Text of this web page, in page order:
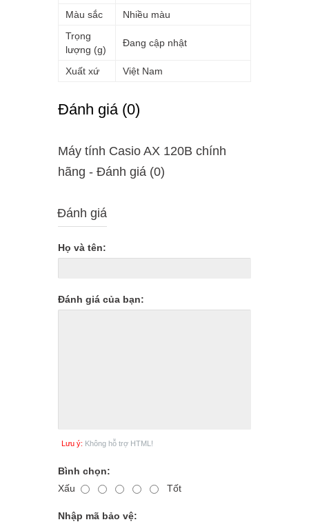
Màu sắc
Nhiều màu
Trọng
lượng (g)
Đang cập nhật
Xuất xứ Việt Nam
Ðánh giá (0)
Máy tính Casio AX 120B chính
hãng - Ðánh giá (0)
Đánh giá
Họ và tên:
Đánh giá của bạn:
Lưu ý: Không hỗ trợ HTML!
Bình chọn:
Xấu
Tốt
Nhập mã bảo vệ: